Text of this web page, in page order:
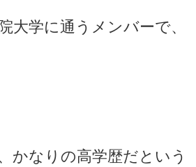
学に通うメンバーで、
かなりの高学歴だという